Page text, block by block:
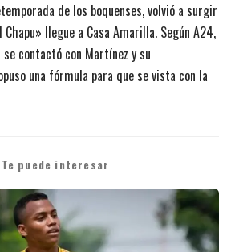
de los boquenses, volvió a surgir
llegue a Casa Amarilla. Según A24,
contactó con Martínez y su
una fórmula para que se vista con la
Te puede interesar